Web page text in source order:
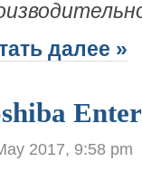
далее »
2017, 9:58 pm